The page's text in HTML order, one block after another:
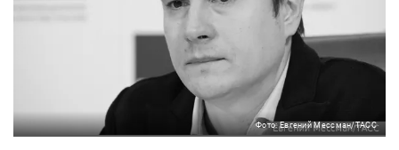
Фото: Евгений Мессман/ТАСС